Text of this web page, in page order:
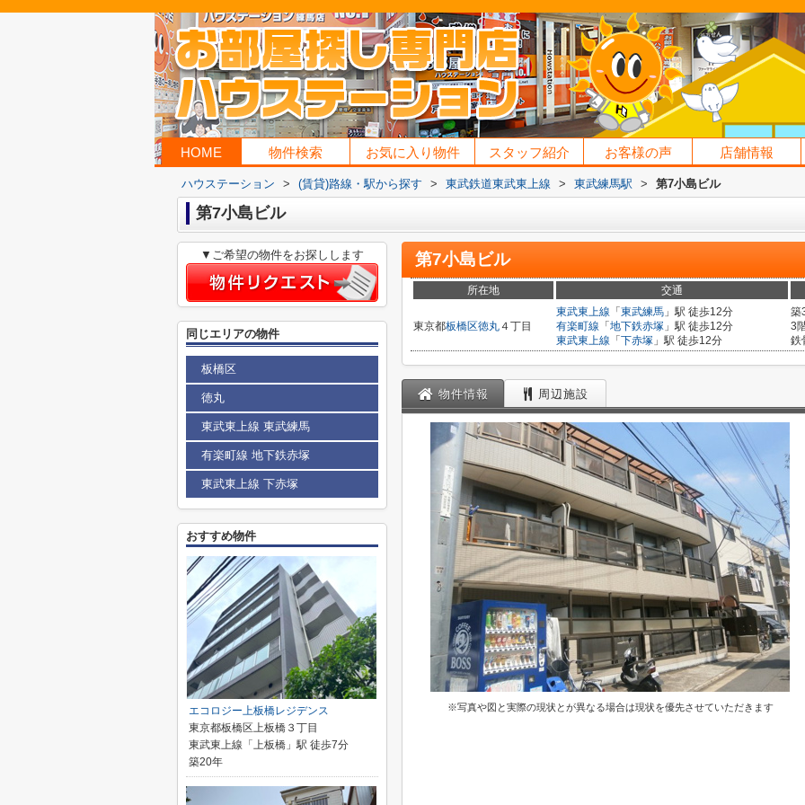
HOME 物件検索 お気に入り物件 スタッフ紹介 お客様の声 店舗情報
ハウステーション > (賃貸)路線・駅から探す > 東武鉄道東武東上線 > 東武練馬駅 > 第7小島ビル
第7小島ビル
第7小島ビル
所在地 交通
東京都板橋区徳丸４丁目
東武東上線 「 東武練馬 」駅 徒歩12分
有楽町線 「 地下鉄赤塚 」駅 徒歩12分
東武東上線 「 下赤塚 」駅 徒歩12分
築
3
鉄
物件情報 周辺施設
※写真や図と実際の現状とが異なる場合は現状を優先させていただきます
▼ご希望の物件をお探しします
同じエリアの物件
板橋区
徳丸
東武東上線 東武練馬
有楽町線 地下鉄赤塚
東武東上線 下赤塚
おすすめ物件
エコロジー上板橋レジデンス
東京都板橋区上板橋３丁目
東武東上線「上板橋」駅 徒歩7分
築20年